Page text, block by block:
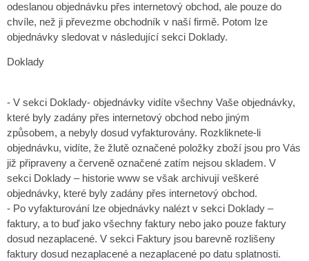
odeslanou objednávku přes internetový obchod, ale pouze do
chvíle, než ji převezme obchodník v naší firmě. Potom lze
objednávky sledovat v následující sekci Doklady.
Doklady
- V sekci Doklady- objednávky vidíte všechny Vaše objednávky,
které byly zadány přes internetový obchod nebo jiným
způsobem, a nebyly dosud vyfakturovány. Rozkliknete-li
objednávku, vidíte, že žlutě označené položky zboží jsou pro Vás
již připraveny a červeně označené zatím nejsou skladem. V
sekci Doklady – historie www se však archivují veškeré
objednávky, které byly zadány přes internetový obchod.
- Po vyfakturování lze objednávky nalézt v sekci Doklady –
faktury, a to buď jako všechny faktury nebo jako pouze faktury
dosud nezaplacené. V sekci Faktury jsou barevně rozlišeny
faktury dosud nezaplacené a nezaplacené po datu splatnosti.